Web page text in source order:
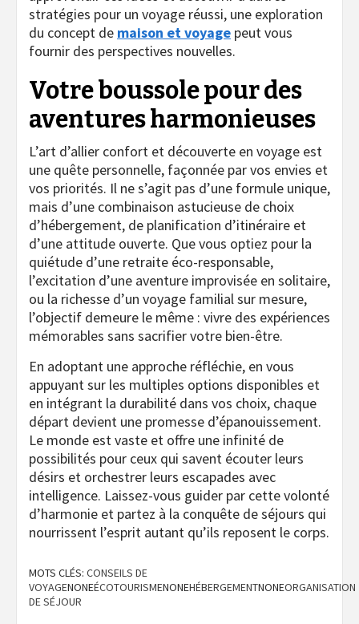
stratégies pour un voyage réussi, une exploration
du concept de maison et voyage peut vous
fournir des perspectives nouvelles.
Votre boussole pour des
aventures harmonieuses
L’art d’allier confort et découverte en voyage est
une quête personnelle, façonnée par vos envies et
vos priorités. Il ne s’agit pas d’une formule unique,
mais d’une combinaison astucieuse de choix
d’hébergement, de planification d’itinéraire et
d’une attitude ouverte. Que vous optiez pour la
quiétude d’une retraite éco-responsable,
l’excitation d’une aventure improvisée en solitaire,
ou la richesse d’un voyage familial sur mesure,
l’objectif demeure le même : vivre des expériences
mémorables sans sacrifier votre bien-être.
En adoptant une approche réfléchie, en vous
appuyant sur les multiples options disponibles et
en intégrant la durabilité dans vos choix, chaque
départ devient une promesse d’épanouissement.
Le monde est vaste et offre une infinité de
possibilités pour ceux qui savent écouter leurs
désirs et orchestrer leurs escapades avec
intelligence. Laissez-vous guider par cette volonté
d’harmonie et partez à la conquête de séjours qui
nourrissent l’esprit autant qu’ils reposent le corps.
MOTS CLÉS: CONSEILS DE
VOYAGENONEÉCOTOURISMENONEHÉBERGEMENTNONEORGANISATION
DE SÉJOUR